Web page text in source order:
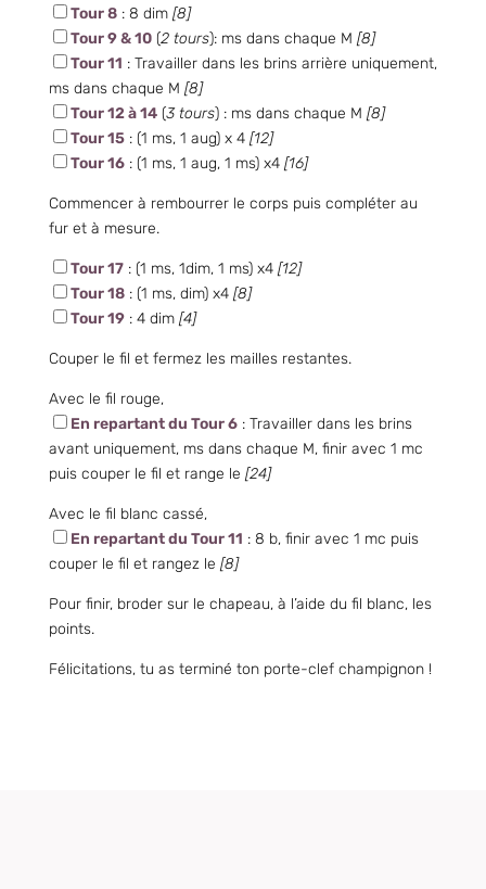
Tour 8: 8 dim[8]
Tour 9 & 10(2 tours): ms dans chaque M [8]
Tour 11 : Travailler dans les brins arrière uniquement,
ms dans chaque M [8]
Tour 12 à 14(3 tours) : ms dans chaque M [8]
Tour 15: (1 ms, 1 aug) x 4 [12]
Tour 16: (1 ms, 1 aug, 1 ms) x4 [16]
Commencer à rembourrer le corps puis compléter au
fur et à mesure.
Tour 17: (1 ms, 1dim, 1 ms) x4[12]
Tour 18: (1 ms, dim) x4 [8]
Tour 19: 4 dim[4]
Couper le fil et fermez les mailles restantes.
Avec le fil rouge,
En repartant du Tour 6: Travailler dans les brins
avant uniquement, ms dans chaque M, finir avec 1 mc
puis couper le fil et range le [24]
Avec le fil blanc cassé,
En repartant du Tour 11 : 8 b, finir avec 1 mc puis
couper le fil et rangez le [8]
Pour finir, broder sur le chapeau, à l’aide du fil blanc, les
points.
Félicitations, tu as terminé ton porte-clef champignon !